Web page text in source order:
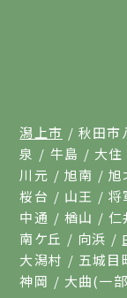
潟上市 秋田市
泉
牛島 大住
川元
旭南 旭
桜台
山王 将
中通
楢山 仁
南ケ丘
向浜
大潟村
五城目
神岡
大曲(一